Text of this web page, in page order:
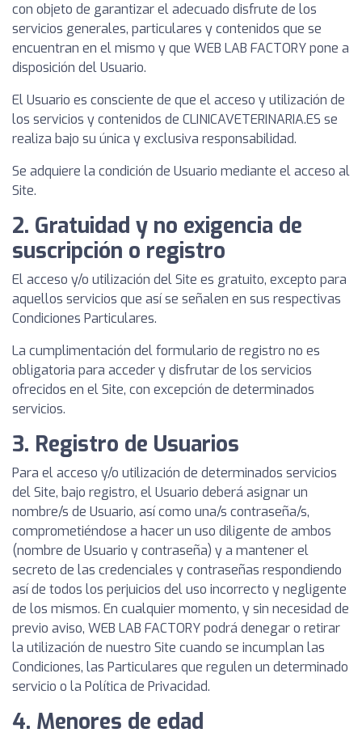
con objeto de garantizar el adecuado disfrute de los
servicios generales, particulares y contenidos que se
encuentran en el mismo y que WEB LAB FACTORY pone a
disposición del Usuario.
El Usuario es consciente de que el acceso y utilización de
los servicios y contenidos de CLINICAVETERINARIA.ES se
realiza bajo su única y exclusiva responsabilidad.
Se adquiere la condición de Usuario mediante el acceso al
Site.
2. Gratuidad y no exigencia de
suscripción o registro
El acceso y/o utilización del Site es gratuito, excepto para
aquellos servicios que así se señalen en sus respectivas
Condiciones Particulares.
La cumplimentación del formulario de registro no es
obligatoria para acceder y disfrutar de los servicios
ofrecidos en el Site, con excepción de determinados
servicios.
3. Registro de Usuarios
Para el acceso y/o utilización de determinados servicios
del Site, bajo registro, el Usuario deberá asignar un
nombre/s de Usuario, así como una/s contraseña/s,
comprometiéndose a hacer un uso diligente de ambos
(nombre de Usuario y contraseña) y a mantener el
secreto de las credenciales y contraseñas respondiendo
así de todos los perjuicios del uso incorrecto y negligente
de los mismos. En cualquier momento, y sin necesidad de
previo aviso, WEB LAB FACTORY podrá denegar o retirar
la utilización de nuestro Site cuando se incumplan las
Condiciones, las Particulares que regulen un determinado
servicio o la Política de Privacidad.
4. Menores de edad